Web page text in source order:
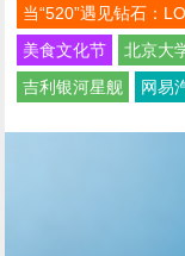
当“520”遇见钻石：
美食文化节
北京大
吉利银河星舰
网易